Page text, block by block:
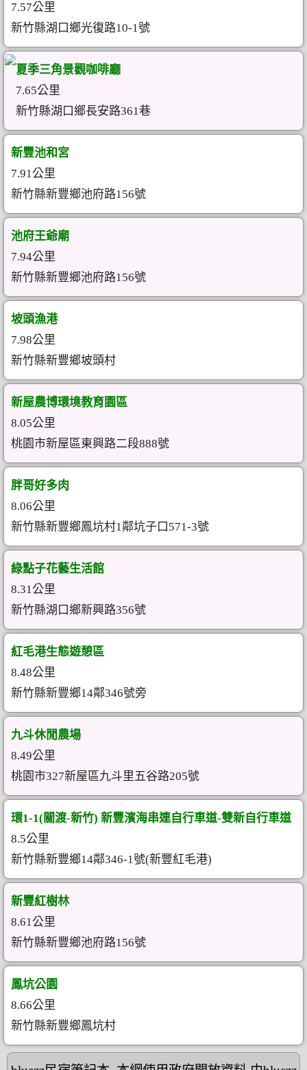
7.57公里
新竹縣湖口鄉光復路10-1號
夏季三角景觀咖啡廳
7.65公里
新竹縣湖口鄉長安路361巷
新豐池和宮
7.91公里
新竹縣新豐鄉池府路156號
池府王爺廟
7.94公里
新竹縣新豐鄉池府路156號
坡頭漁港
7.98公里
新竹縣新豐鄉坡頭村
新屋農博環境教育園區
8.05公里
桃園市新屋區東興路二段888號
胖哥好多肉
8.06公里
新竹縣新豐鄉鳳坑村1鄰坑子口571-3號
綠點子花藝生活館
8.31公里
新竹縣湖口鄉新興路356號
紅毛港生態遊憩區
8.48公里
新竹縣新豐鄉14鄰346號旁
九斗休閒農場
8.49公里
桃園市327新屋區九斗里五谷路205號
環1-1(關渡-新竹) 新豐濱海串連自行車道-雙新自行車道
8.5公里
新竹縣新豐鄉14鄰346-1號(新豐紅毛港)
新豐紅樹林
8.61公里
新竹縣新豐鄉池府路156號
鳳坑公園
8.66公里
新竹縣新豐鄉鳳坑村